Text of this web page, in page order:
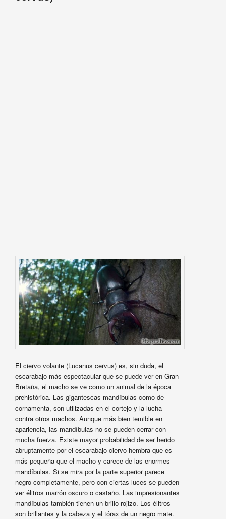
El ciervo volante (Lucanus cervus) es, sin duda, el
escarabajo más espectacular que se puede ver en Gran
Bretaña, el macho se ve como un animal de la época
prehistórica. Las gigantescas mandíbulas como de
cornamenta, son utilizadas en el cortejo y la lucha
contra otros machos. Aunque más bien temible en
apariencia, las mandíbulas no se pueden cerrar con
mucha fuerza. Existe mayor probabilidad de ser herido
abruptamente por el escarabajo ciervo hembra que es
más pequeña que el macho y carece de las enormes
mandíbulas. Si se mira por la parte superior parece
negro completamente, pero con ciertas luces se pueden
ver élitros marrón oscuro o castaño. Las impresionantes
mandíbulas también tienen un brillo rojizo. Los élitros
son brillantes y la cabeza y el tórax de un negro mate.